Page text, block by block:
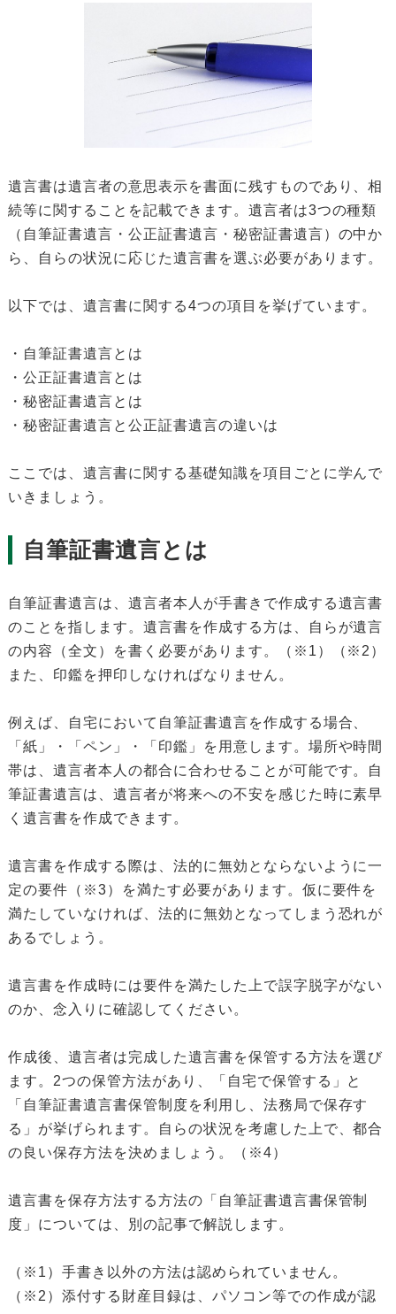
遺言書は遺言者の意思表示を書面に残すものであり、相
続等に関することを記載できます。遺言者は3つの種類
（自筆証書遺言・公正証書遺言・秘密証書遺言）の中か
ら、自らの状況に応じた遺言書を選ぶ必要があります。
以下では、遺言書に関する4つの項目を挙げています。
・自筆証書遺言とは
・公正証書遺言とは
・秘密証書遺言とは
・秘密証書遺言と公正証書遺言の違いは
ここでは、遺言書に関する基礎知識を項目ごとに学んで
いきましょう。
自筆証書遺言とは
自筆証書遺言は、遺言者本人が手書きで作成する遺言書
のことを指します。遺言書を作成する方は、自らが遺言
の内容（全文）を書く必要があります。（※1）（※2）
また、印鑑を押印しなければなりません。
例えば、自宅において自筆証書遺言を作成する場合、
「紙」・「ペン」・「印鑑」を用意します。場所や時間
帯は、遺言者本人の都合に合わせることが可能です。自
筆証書遺言は、遺言者が将来への不安を感じた時に素早
く遺言書を作成できます。
遺言書を作成する際は、法的に無効とならないように一
定の要件（※3）を満たす必要があります。仮に要件を
満たしていなければ、法的に無効となってしまう恐れが
あるでしょう。
遺言書を作成時には要件を満たした上で誤字脱字がない
のか、念入りに確認してください。
作成後、遺言者は完成した遺言書を保管する方法を選び
ます。2つの保管方法があり、「自宅で保管する」と
「自筆証書遺言書保管制度を利用し、法務局で保存す
る」が挙げられます。自らの状況を考慮した上で、都合
の良い保存方法を決めましょう。（※4）
遺言書を保存方法する方法の「自筆証書遺言書保管制
度」については、別の記事で解説します。
（※1）手書き以外の方法は認められていません。
（※2）添付する財産目録は、パソコン等での作成が認